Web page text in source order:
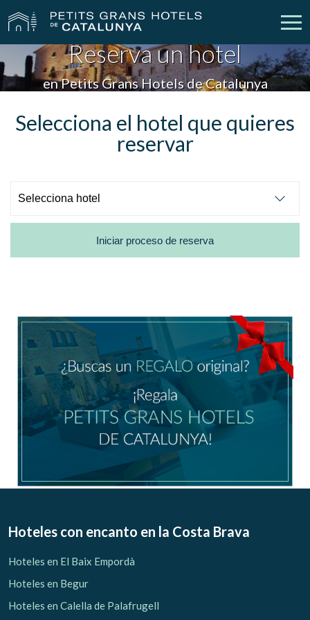
Nuestros Hoteles Escapadas
Bodas Empresas
Cheques Regalo Descubre Catalunya
Ubicación/nombre del hotel
CA ES EN
Reserva un hotel
en Petits Grans Hotels de Catalunya
Selecciona el hotel que quieres
reservar
Iniciar proceso de reserva
Hoteles con encanto en la Costa Brava
Hoteles en El Baix Empordà
Hoteles en Begur
Hoteles en Calella de Palafrugell
Modificar cookies
Si continua navegando, supone la aceptación de la
de configurar su navegador pudiendo, si así lo desea,
deberá tener en cuenta que dicha acción podrá ocasionar